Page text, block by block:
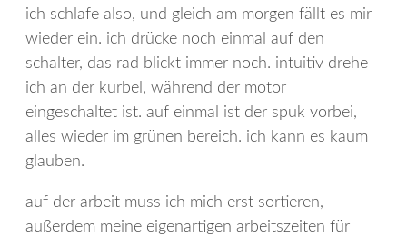
ich schlafe also, und gleich am morgen fällt es mir
wieder ein. ich drücke noch einmal auf den
schalter, das rad blickt immer noch. intuitiv drehe
ich an der kurbel, während der motor
eingeschaltet ist. auf einmal ist der spuk vorbei,
alles wieder im grünen bereich. ich kann es kaum
glauben.
auf der arbeit muss ich mich erst sortieren,
außerdem meine eigenartigen arbeitszeiten für